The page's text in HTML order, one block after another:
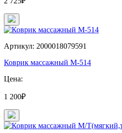
Артикул: 2000018079591
Коврик массажный М-514
Цена:
1 200₽